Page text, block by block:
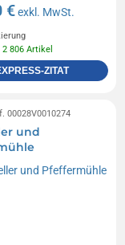
€exkl. MwSt.
2 806 Artikel
ZITAT
00028V0010274
und